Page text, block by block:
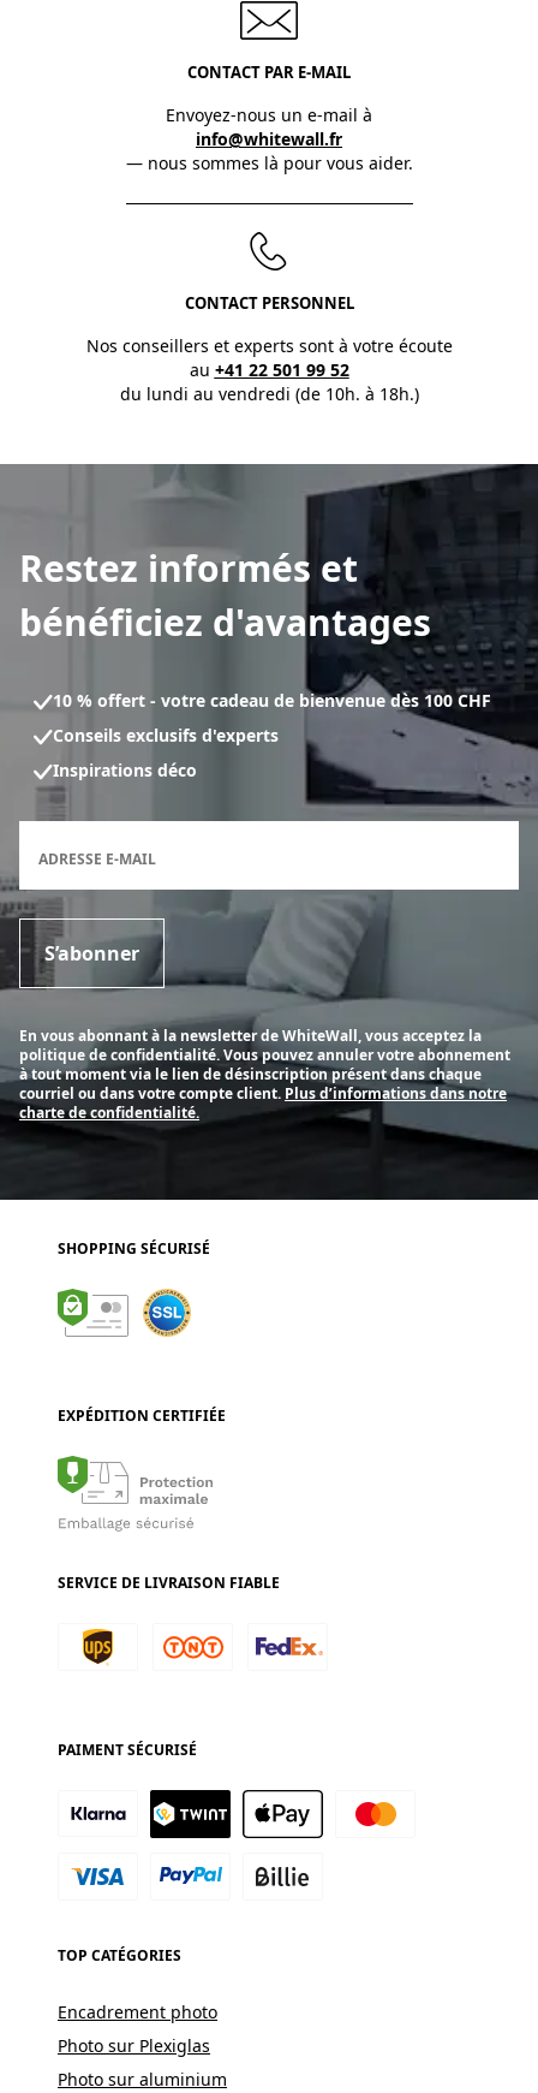
CONTACT PAR E-MAIL
Envoyez-nous un e-mail à
info@whitewall.fr
— nous sommes là pour vous aider.
CONTACT PERSONNEL
Nos conseillers et experts sont à votre écoute
au +41 22 501 99 52
du lundi au vendredi (de 10h. à 18h.)
Restez informés et
bénéficiez d'avantages
10 % offert - votre cadeau de bienvenue dès 100 CHF
Conseils exclusifs d'experts
Inspirations déco
ADRESSE E-MAIL
S’abonner
En vous abonnant à la newsletter de WhiteWall, vous acceptez la
politique de confidentialité. Vous pouvez annuler votre abonnement
à tout moment via le lien de désinscription présent dans chaque
courriel ou dans votre compte client. Plus d’informations dans notre
charte de confidentialité.
SHOPPING SÉCURISÉ
EXPÉDITION CERTIFIÉE
SERVICE DE LIVRAISON FIABLE
PAIMENT SÉCURISÉ
TOP CATÉGORIES
Encadrement photo
Photo sur Plexiglas
Photo sur aluminium